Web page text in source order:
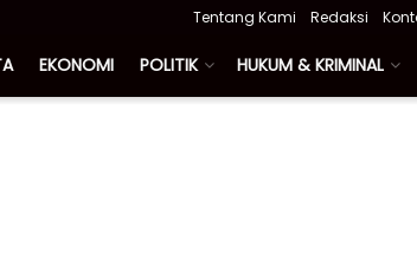
Tentang Kami Redaksi
EKONOMI POLITIK HUKUM & KRIMINAL